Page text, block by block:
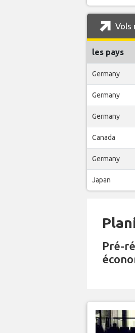
Vols
les pays
Germany
Germany
Germany
Canada
Germany
Japan
Pré-